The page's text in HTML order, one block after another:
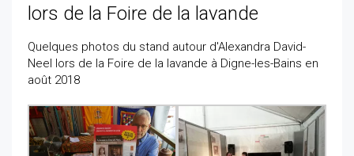
lors de la Foire de la lavande
Quelques photos du stand autour d'Alexandra David-
Neel lors de la Foire de la lavande à Digne-les-Bains en
août 2018